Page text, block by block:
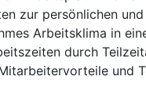
zur persönlichen
Arbeitsklima in
durch
und